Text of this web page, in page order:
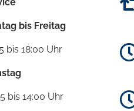
bis Freitag
bis 18:00 Uhr
bis 14:00 Uhr